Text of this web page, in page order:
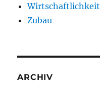
Wirtschaftlichkeit
Zubau
ARCHIV